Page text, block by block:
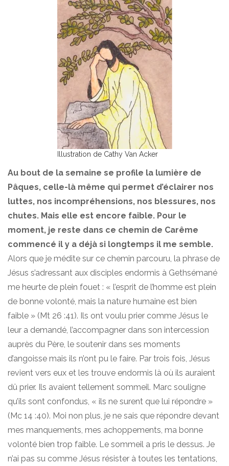
Illustration de Cathy Van Acker
Au bout de la semaine se profile la lumière de
Pâques, celle-là même qui permet d’éclairer nos
luttes, nos incompréhensions, nos blessures, nos
chutes. Mais elle est encore faible. Pour le
moment, je reste dans ce chemin de Carême
commencé il y a déjà si longtemps il me semble.
Alors que je médite sur ce chemin parcouru, la phrase de
Jésus s’adressant aux disciples endormis à Gethsémané
me heurte de plein fouet : « l’esprit de l’homme est plein
de bonne volonté, mais la nature humaine est bien
faible » (Mt 26 :41). Ils ont voulu prier comme Jésus le
leur a demandé, l’accompagner dans son intercession
auprès du Père, le soutenir dans ses moments
d’angoisse mais ils n’ont pu le faire. Par trois fois, Jésus
revient vers eux et les trouve endormis là où ils auraient
dû prier. Ils avaient tellement sommeil. Marc souligne
qu’ils sont confondus, « ils ne surent que lui répondre »
(Mc 14 :40). Moi non plus, je ne sais que répondre devant
mes manquements, mes achoppements, ma bonne
volonté bien trop faible. Le sommeil a pris le dessus. Je
n’ai pas su comme Jésus résister à toutes les tentations,